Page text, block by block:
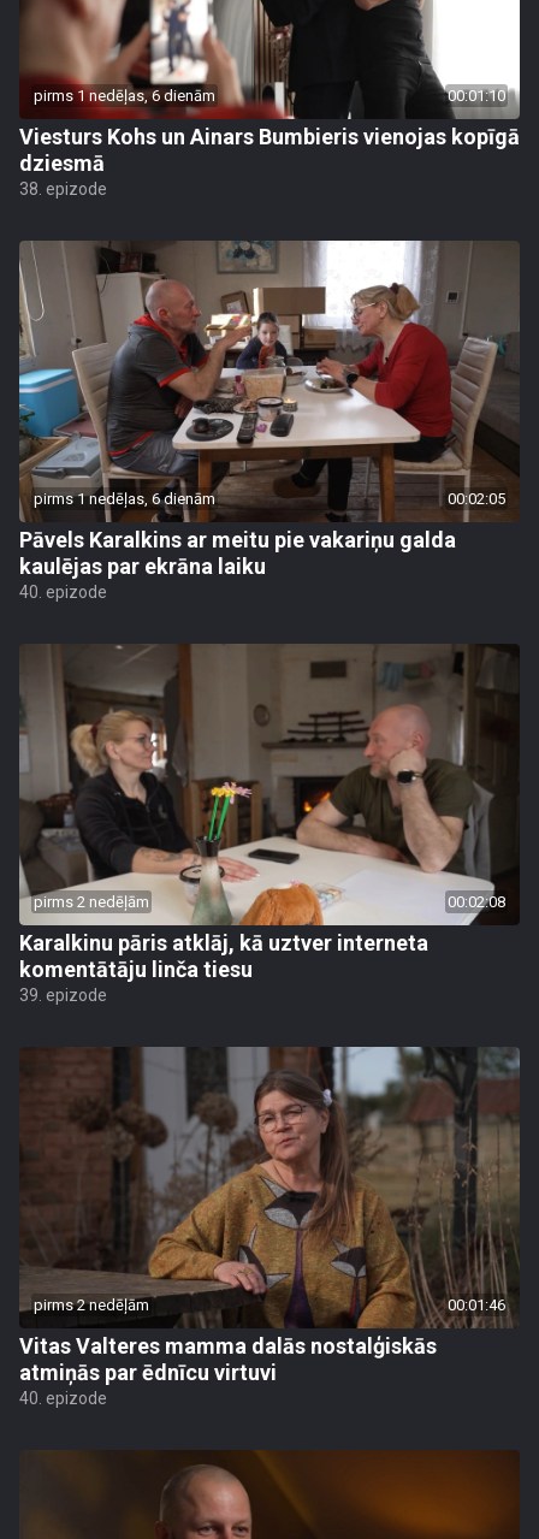
pirms 1 nedēļas, 6 dienām 00:01:10
Viesturs Kohs un Ainars Bumbieris vienojas kopīgā
dziesmā
38. epizode
pirms 1 nedēļas, 6 dienām 00:02:05
Pāvels Karalkins ar meitu pie vakariņu galda
kaulējas par ekrāna laiku
40. epizode
pirms 2 nedēļām 00:02:08
Karalkinu pāris atklāj, kā uztver interneta
komentātāju linča tiesu
39. epizode
pirms 2 nedēļām 00:01:46
Vitas Valteres mamma dalās nostalģiskās
atmiņās par ēdnīcu virtuvi
40. epizode